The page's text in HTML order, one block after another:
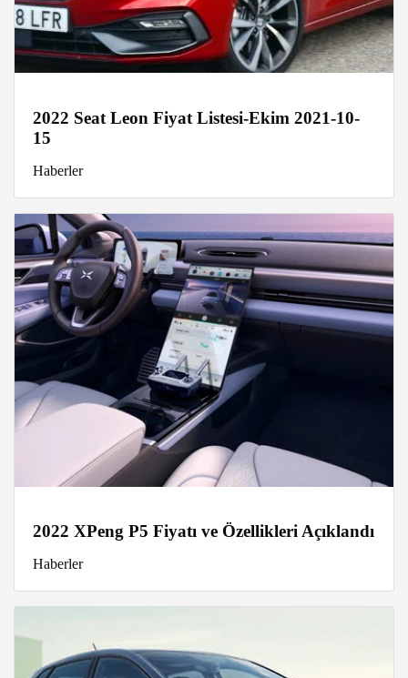
2022 Seat Leon Fiyat Listesi-Ekim 2021-10-
15
Haberler
2022 XPeng P5 Fiyatı ve Özellikleri Açıklandı
Haberler